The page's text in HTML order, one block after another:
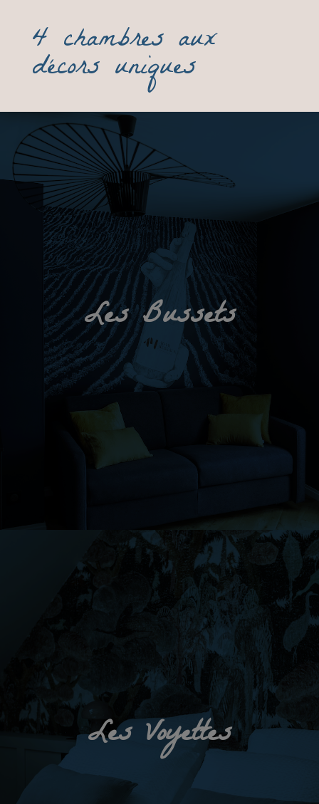
4 chambres aux
décors uniques
Les Bussets
Les Voyettes